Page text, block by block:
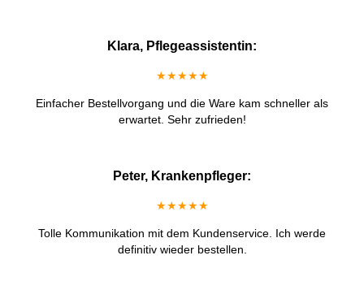
Klara, Pflegeassistentin:
★★★★★
Einfacher Bestellvorgang und die Ware kam schneller als
erwartet. Sehr zufrieden!
Peter, Krankenpfleger:
★★★★★
Tolle Kommunikation mit dem Kundenservice. Ich werde
definitiv wieder bestellen.